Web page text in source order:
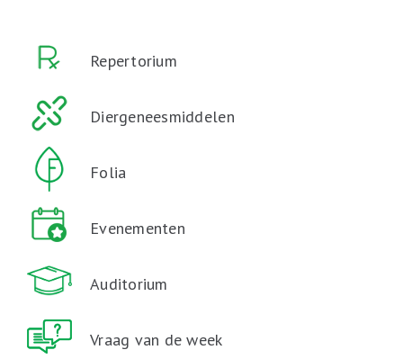
Repertorium
Diergeneesmiddelen
Folia
Evenementen
Auditorium
Vraag van de week